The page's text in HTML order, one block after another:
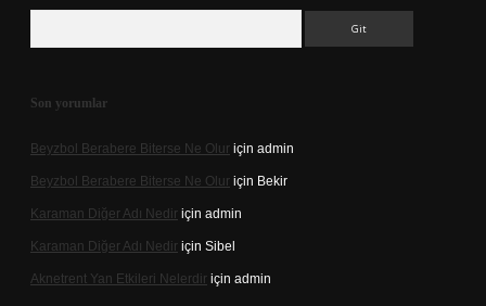
Son yorumlar
Beyzbol Berabere Biterse Ne Olur için admin
Beyzbol Berabere Biterse Ne Olur için Bekir
Karaman Diğer Adı Nedir için admin
Karaman Diğer Adı Nedir için Sibel
Aknetrent Yan Etkileri Nelerdir için admin